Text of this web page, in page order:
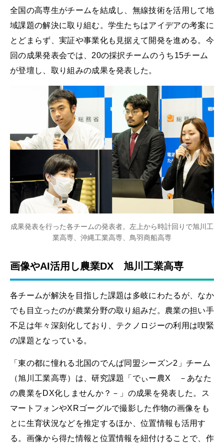
全国の高専生がチームを結成し、無線技術を活用して地
域課題の解決に取り組む。学生たちはアイデアの考案に
とどまらず、実証や事業化も見据えて開発を進める。今
回の成果発表会では、20の採択チームのうち15チーム
が登壇し、取り組みの成果を発表した。
成果発表を行った各チームの発表者。左上から時計回りで旭川工
業高専、沖縄工業高専、鳥羽商船高専
画像やAI活用し農業DX 旭川工業高専
各チームが解決を目指した課題は多岐にわたるが、なか
でも目立ったのが農業分野の取り組みだ。農業の担い手
不足は年々深刻化しており、テクノロジーの利用は喫緊
の課題となっている。
「東の都に憧れる北国のでんぱ同盟シーズン2」チーム
（旭川工業高専）は、研究課題「でぃー農X －あなた
の農業をDX化しませんか？－」の成果を発表した。ス
マートフォンやXRゴーグルで撮影した作物の画像をも
とに生育状況などを推定するほか、位置情報も活用す
る。画像から得た情報と位置情報を紐付けることで、作